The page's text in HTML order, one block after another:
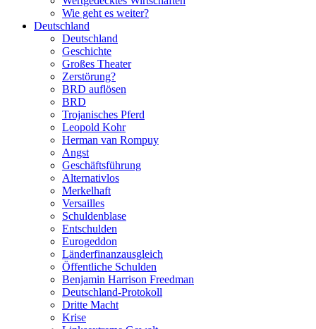
Wie geht es weiter?
Deutschland
Deutschland
Geschichte
Großes Theater
Zerstörung?
BRD auflösen
BRD
Trojanisches Pferd
Leopold Kohr
Herman van Rompuy
Angst
Geschäftsführung
Alternativlos
Merkelhaft
Versailles
Schuldenblase
Entschulden
Eurogeddon
Länderfinanzausgleich
Öffentliche Schulden
Benjamin Harrison Freedman
Deutschland-Protokoll
Dritte Macht
Krise